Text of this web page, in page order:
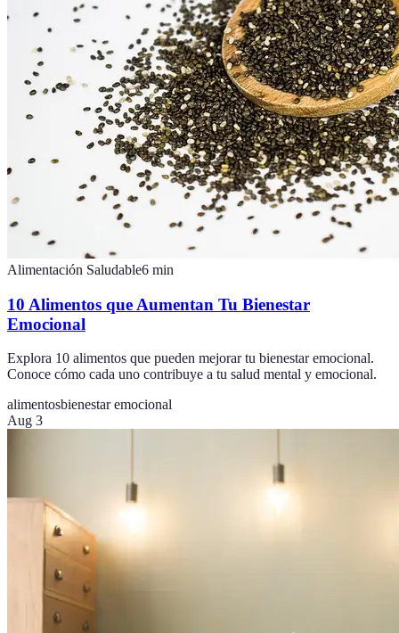
Alimentación Saludable6 min
10 Alimentos que Aumentan Tu Bienestar
Emocional
Explora 10 alimentos que pueden mejorar tu bienestar emocional.
Conoce cómo cada uno contribuye a tu salud mental y emocional.
alimentosbienestar emocional
Aug 3